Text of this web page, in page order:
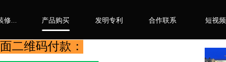
硅基装修十七只手机器人 产品购买 发明专利 合作联系 短视频
二维码付款：